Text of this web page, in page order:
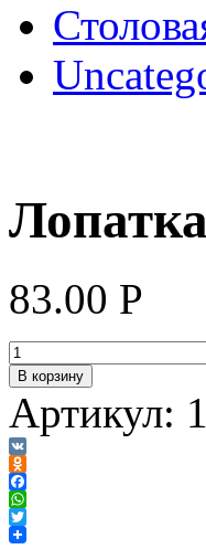
83.00 Р
В корзину
Артикул:
VK
Odnoklassniki
Facebook
WhatsApp
Twitter